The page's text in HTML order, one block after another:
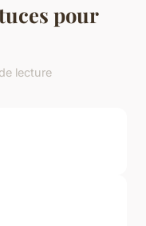
pour
lecture